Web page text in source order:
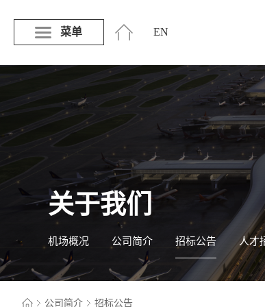
菜单 EN
关于我们
机场概况 公司简介 招标公告 人才
公司简介 招标公告